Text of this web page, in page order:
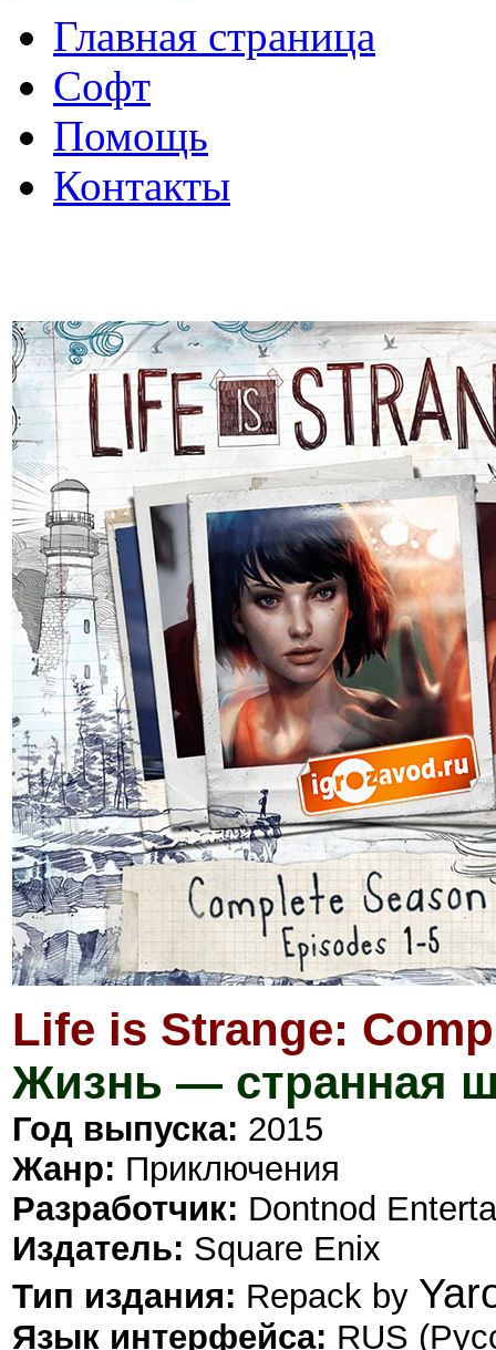
Главная страница
Софт
Помощь
Контакты
Life is Strange:
Жизнь — странная
Год выпуска: 2015
Жанр: Приключения
Разработчик: Dontnod
Издатель: Square Enix
Тип издания: Repack by
Язык интерфейса: RUS